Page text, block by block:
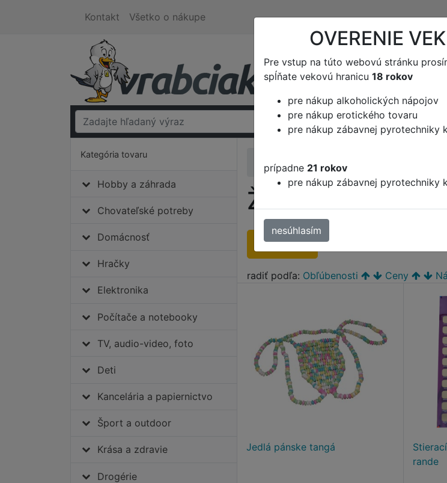
Kontakt Všetko o nákupe
viac info »
Kategória tovaru
Hobby a záhrada
Chovateľské potreby
Domácnosť
Hračky
Elektronika
Počítače a notebooky
TV, audio-video, foto
Deti
Kancelária a papiernictvo
Šport a outdoor
Krása a zdravie
Drogérie
Erotické potreby
Žartovné
Výpredaj
radiť podľa: Obľúbenosti Ceny
Jedlá pánske tangá
rande
OVERENIE
Pre vstup na túto webovú stránku
spĺňate vekovú hranicu 18 rokov
pre nákup alkoholických nápojov
pre nákup erotického tovaru
pre nákup zábavnej pyrotechniky
prípadne 21 rokov
pre nákup zábavnej pyrotechniky
nesúhlasím